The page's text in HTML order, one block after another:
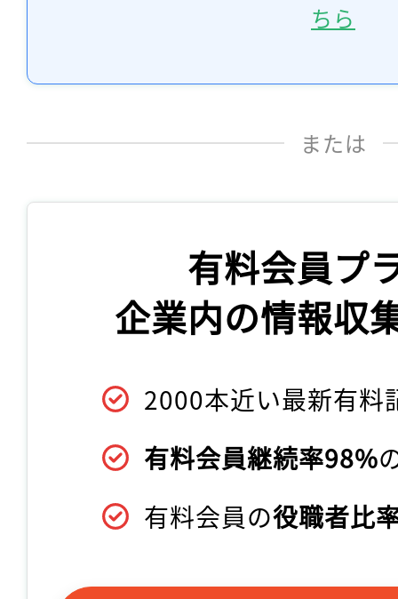
ちら
または
有料会員プ
企業内の情報収
2000本近い最新有料
有料会員継続率98%
有料会員の役職者比